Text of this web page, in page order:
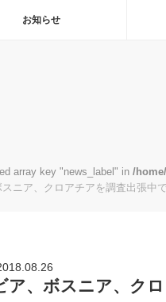
お知らせ
array key "news_label" in /
ニア、クロアチアを調査出張中
ア、ボスニア、ク